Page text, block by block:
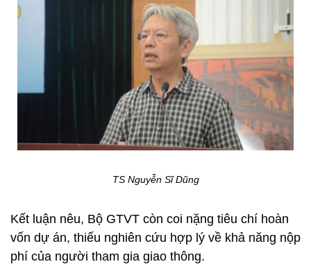
TS Nguyễn Sĩ Dũng
Kết luận nêu, Bộ GTVT còn coi nặng tiêu chí hoàn
vốn dự án, thiếu nghiên cứu hợp lý về khả năng nộp
phí của người tham gia giao thông.